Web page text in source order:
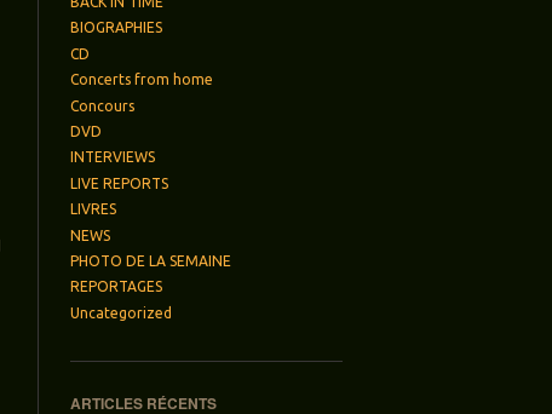
BIOGRAPHIES
CD
Concerts from home
Concours
DVD
INTERVIEWS
LIVE REPORTS
LIVRES
NEWS
PHOTO DE LA SEMAINE
REPORTAGES
Uncategorized
ARTICLES RÉCENTS